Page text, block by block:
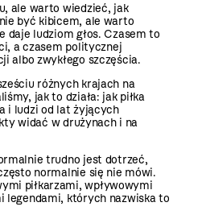
ale warto wiedzieć, jak
być kibicem, ale warto
daje ludziom głos. Czasem to
a czasem politycznej
albo zwykłego szczęścia.
różnych krajach na
jak to działa: jak piłka
i ludzi od lat żyjących
widać w drużynach i na
trudno jest dotrzeć,
normalnie się nie mówi.
piłkarzami, wpływowymi
legendami, których nazwiska to